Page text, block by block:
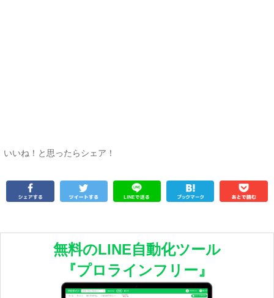
いいね！と思ったらシェア！
無料のLINE自動化ツール
『プロラインフリー』